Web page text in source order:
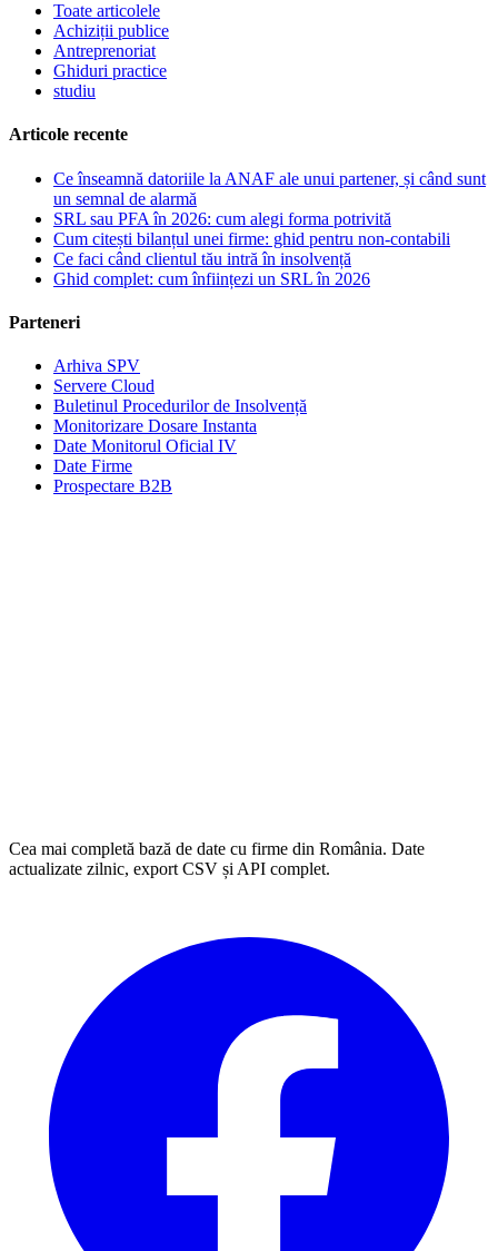
Toate articolele
Achiziții publice
Antreprenoriat
Ghiduri practice
studiu
Articole recente
Ce înseamnă datoriile la ANAF ale unui partener, și când sunt
un semnal de alarmă
SRL sau PFA în 2026: cum alegi forma potrivită
Cum citești bilanțul unei firme: ghid pentru non-contabili
Ce faci când clientul tău intră în insolvență
Ghid complet: cum înființezi un SRL în 2026
Parteneri
Arhiva SPV
Servere Cloud
Buletinul Procedurilor de Insolvență
Monitorizare Dosare Instanta
Date Monitorul Oficial IV
Date Firme
Prospectare B2B
Cea mai completă bază de date cu firme din România. Date
actualizate zilnic, export CSV și API complet.